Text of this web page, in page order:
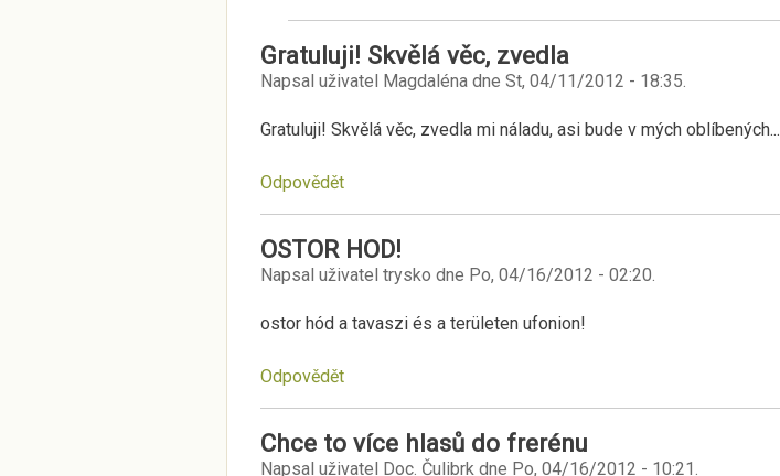
Gratuluji! Skvělá věc, zvedla
Napsal uživatel Magdalénadne St, 04/11/2012 - 18:35.
Gratuluji! Skvělá věc, zvedla mi náladu, asi bude v mých oblíbených...
Odpovědět
OSTOR HOD!
Napsal uživatel trysko dne Po, 04/16/2012 - 02:20.
ostor hód a tavaszi és a területen ufonion!
Odpovědět
Chce to více hlasů do frerénu
Napsal uživatel Doc. Čulibrkdne Po, 04/16/2012 - 10:21.